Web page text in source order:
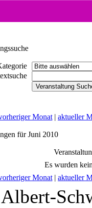
Monat | aktueller
für Juni 2010
Es wurden
Monat | aktueller